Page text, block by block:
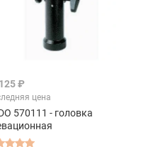
₽
цена
570111 - головка